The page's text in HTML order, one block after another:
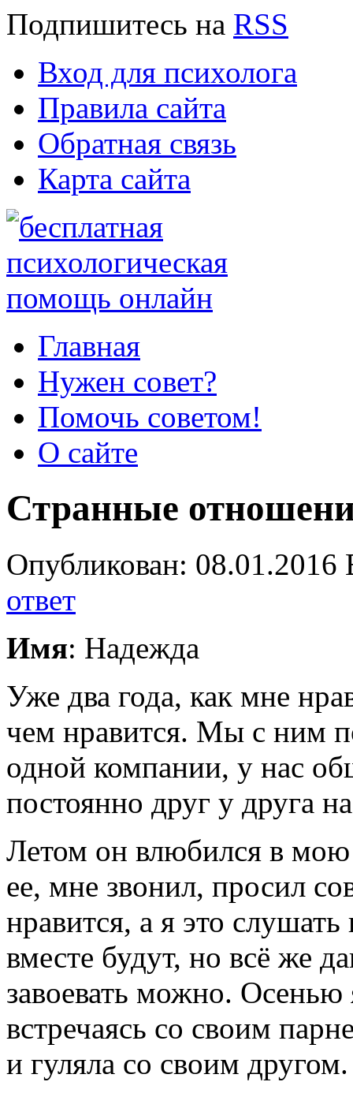
Подпишитесь на RSS
Вход для психолога
Правила сайта
Обратная связь
Карта сайта
Главная
Нужен совет?
Помочь советом!
О сайте
Странные
Опубликован:
ответ
Имя: Надежда
Уже два года, как мне
чем нравится. Мы с ним
одной компании, у нас
постоянно друг у друга
Летом он влюбился в
ее, мне звонил, просил
нравится, а я это
вместе будут, но всё же
завоевать можно.
встречаясь со своим
и гуляла со своим другом.